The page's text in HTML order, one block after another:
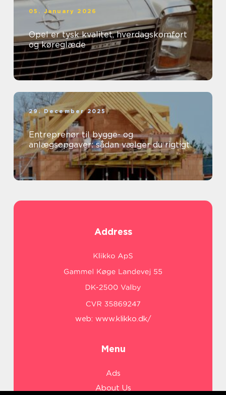
05. January 2026
Opel er tysk kvalitet, hverdagskomfort
og køreglæde
29. December 2025
Entreprenør til bygge- og
anlægsopgaver: sådan vælger du rigtigt
Address
web: www.klikko.dk/
Menu
Ads
About Us